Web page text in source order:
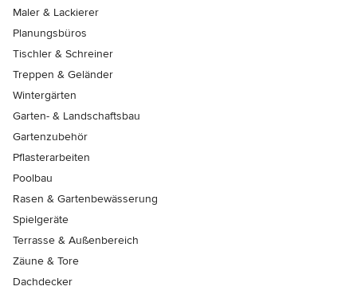
Maler & Lackierer
Planungsbüros
Tischler & Schreiner
Treppen & Geländer
Wintergärten
Garten- & Landschaftsbau
Gartenzubehör
Pflasterarbeiten
Poolbau
Rasen & Gartenbewässerung
Spielgeräte
Terrasse & Außenbereich
Zäune & Tore
Dachdecker